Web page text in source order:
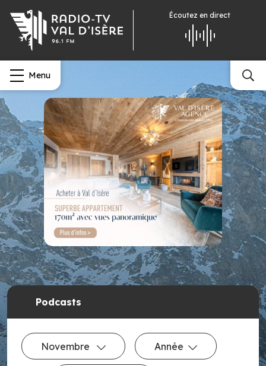
Écoutez en direct
Menu
Podcasts
Novembre Année